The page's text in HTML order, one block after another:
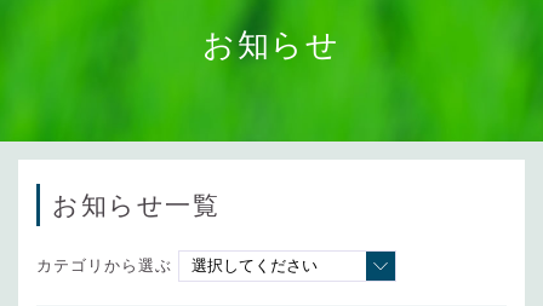
お知らせ
お知らせ一覧
カテゴリから選ぶ